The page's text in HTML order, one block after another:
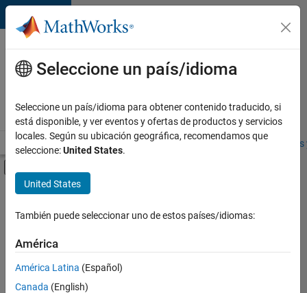
Saltar al contenido
Ofertas
de
empleo
MathWorks
Visión general Búsqueda de empleo Oficinas locales
Contenido principal
FILTRADO POR
User Experience
Seleccione un país/idioma
Seleccione un país/idioma para obtener contenido traducido, si
está disponible, y ver eventos y ofertas de productos y servicios
locales. Según su ubicación geográfica, recomendamos que
seleccione:United States.
United States
También puede seleccionar uno de estos países/idiomas:
América
América Latina (Español)
Canada (English)